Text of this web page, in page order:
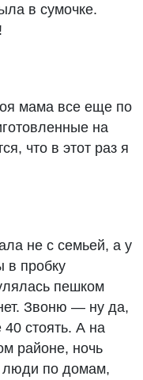
в сумочке.
мама все еще по
на
что в этот раз я
не с семьей, а у
в пробку
пешком
Звоню — ну да,
стоять. А на
районе, ночь
люди по домам,